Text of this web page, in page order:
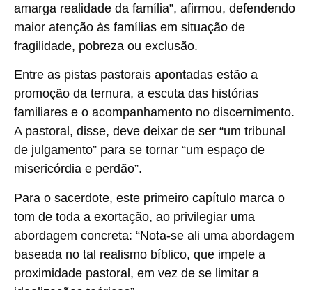
amarga realidade da família”, afirmou, defendendo
maior atenção às famílias em situação de
fragilidade, pobreza ou exclusão.
Entre as pistas pastorais apontadas estão a
promoção da ternura, a escuta das histórias
familiares e o acompanhamento no discernimento.
A pastoral, disse, deve deixar de ser “um tribunal
de julgamento” para se tornar “um espaço de
misericórdia e perdão”.
Para o sacerdote, este primeiro capítulo marca o
tom de toda a exortação, ao privilegiar uma
abordagem concreta: “Nota-se ali uma abordagem
baseada no tal realismo bíblico, que impele a
proximidade pastoral, em vez de se limitar a